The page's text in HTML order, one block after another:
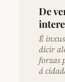
De
É
dicir
forzas
á